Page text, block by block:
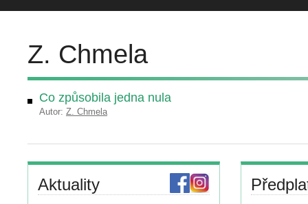
Z. Chmela
Co způsobila jedna nula
Autor: Z. Chmela
Aktuality